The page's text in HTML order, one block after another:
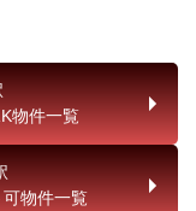
物件一覧
物件一覧